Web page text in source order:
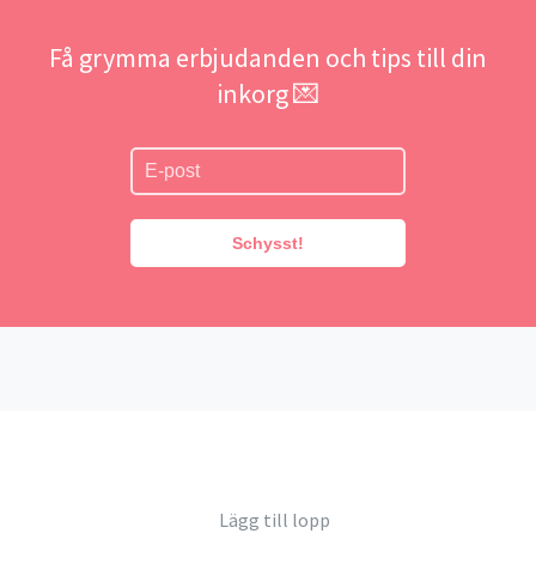
Få grymma erbjudanden och tips till din
inkorg 💌
Schysst!
Lägg till lopp